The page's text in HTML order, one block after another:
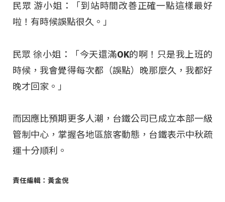
民眾 游小姐：「到站時間改善正確一點這樣最好
啦！有時候誤點很久。」
民眾 徐小姐：「今天還滿OK的啊！只是我上班的
時候，我會覺得每次都（誤點）晚那麼久，我都好
晚才回家。」
而因應比預期更多人潮，台鐵公司已成立本部一級
管制中心，掌握各地區旅客動態，台鐵表示中秋疏
運十分順利。
責任編輯：黃金倪